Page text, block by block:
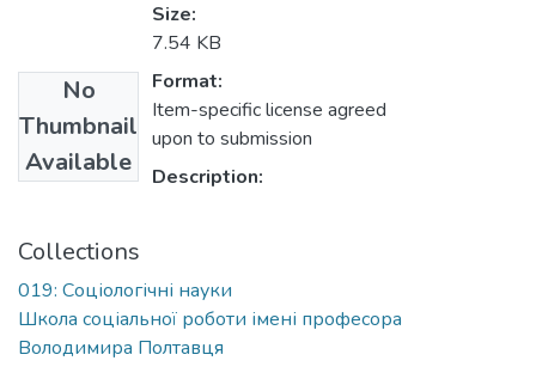
No
Thumbnail
Available
Size:
7.54 KB
Format:
Item-specific license agreed
upon to submission
Description:
Collections
019: Соціологічні науки
Школа соціальної роботи імені професора
Володимира Полтавця